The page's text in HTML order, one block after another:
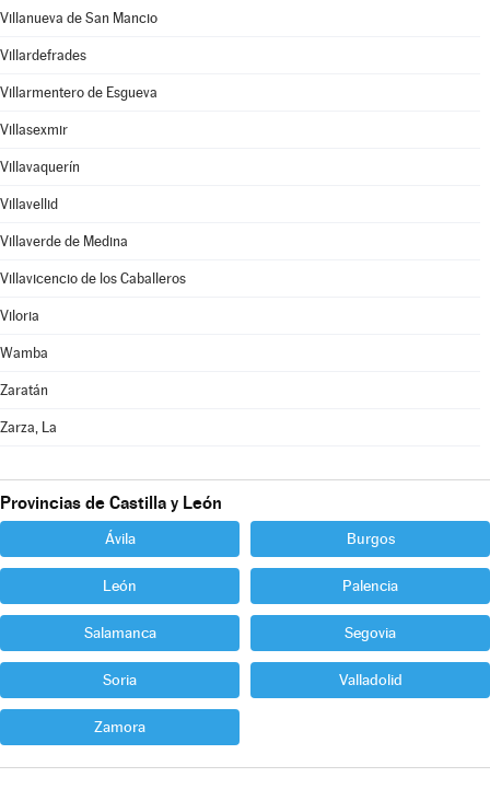
Villanueva de San Mancio
Villardefrades
Villarmentero de Esgueva
Villasexmir
Villavaquerín
Villavellid
Villaverde de Medina
Villavicencio de los Caballeros
Viloria
Wamba
Zaratán
Zarza, La
Provincias de Castilla y León
Ávila Burgos
León Palencia
Salamanca Segovia
Soria Valladolid
Zamora